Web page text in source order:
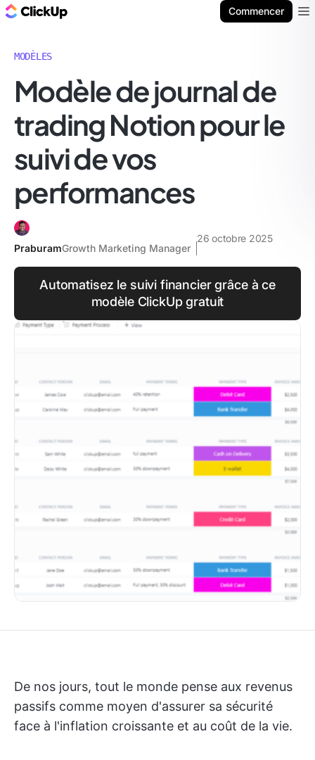
Commencer
MODÈLES
Modèle de journal de
trading Notion pour le
suivi de vos
performances
PraburamGrowth Marketing Manager
26 octobre 2025
Automatisez le suivi financier grâce à ce
modèle ClickUp gratuit
De nos jours, tout le monde pense aux revenus
passifs comme moyen d'assurer sa sécurité
face à l'inflation croissante et au coût de la vie.